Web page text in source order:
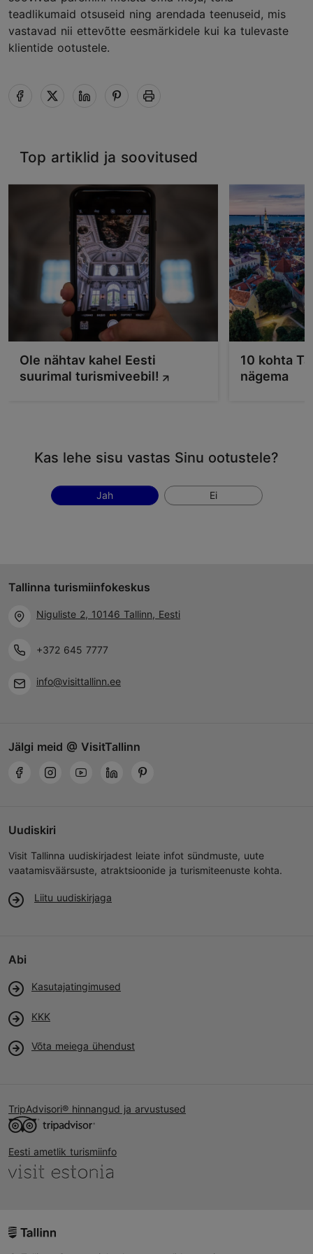
teadlikumaid otsuseid ning arendada teenuseid, mis
vastavad nii ettevõtte eesmärkidele kui ka tulevaste
klientide ootustele.
Top artiklid ja soovitused
Ole nähtav kahel Eesti
suurimal turismiveebil!
10 kohta
nägema
Kas lehe sisu vastas Sinu ootustele?
Jah Ei
Tallinna turismiinfokeskus
Niguliste 2, 10146 Tallinn, Eesti
+372 645 7777
info@visittallinn.ee
Jälgi meid @ VisitTallinn
Uudiskiri
Visit Tallinna uudiskirjadest leiate infot sündmuste, uute
vaatamisväärsuste, atraktsioonide ja turismiteenuste kohta.
Liitu uudiskirjaga
Abi
Kasutajatingimused
KKK
Võta meiega ühendust
TripAdvisori® hinnangud ja arvustused
Eesti ametlik turismiinfo